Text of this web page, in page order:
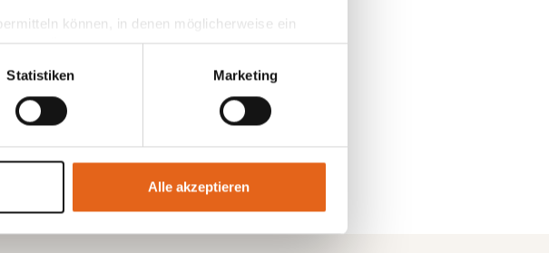
können, in denen möglicherweise ein
die Übermittlung Ihrer Daten in
Schutzmaßnahmen getroffen werden.
nutzen.
Statistiken Marketing
Alle akzeptieren